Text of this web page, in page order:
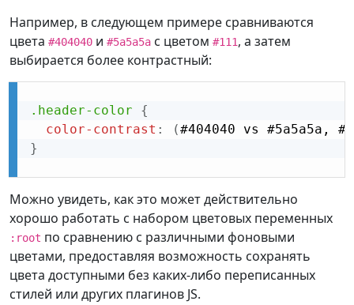
Например, в следующем примере сравниваются
цвета #404040 и #5a5a5a с цветом #111, а затем
выбирается более контрастный:
.header-color
{
color-contrast : (#404040 vs #5a5a5a,
}
Можно увидеть, как это может действительно
хорошо работать с набором цветовых переменных
:root по сравнению с различными фоновыми
цветами, предоставляя возможность сохранять
цвета доступными без каких-либо переписанных
стилей или других плагинов JS.